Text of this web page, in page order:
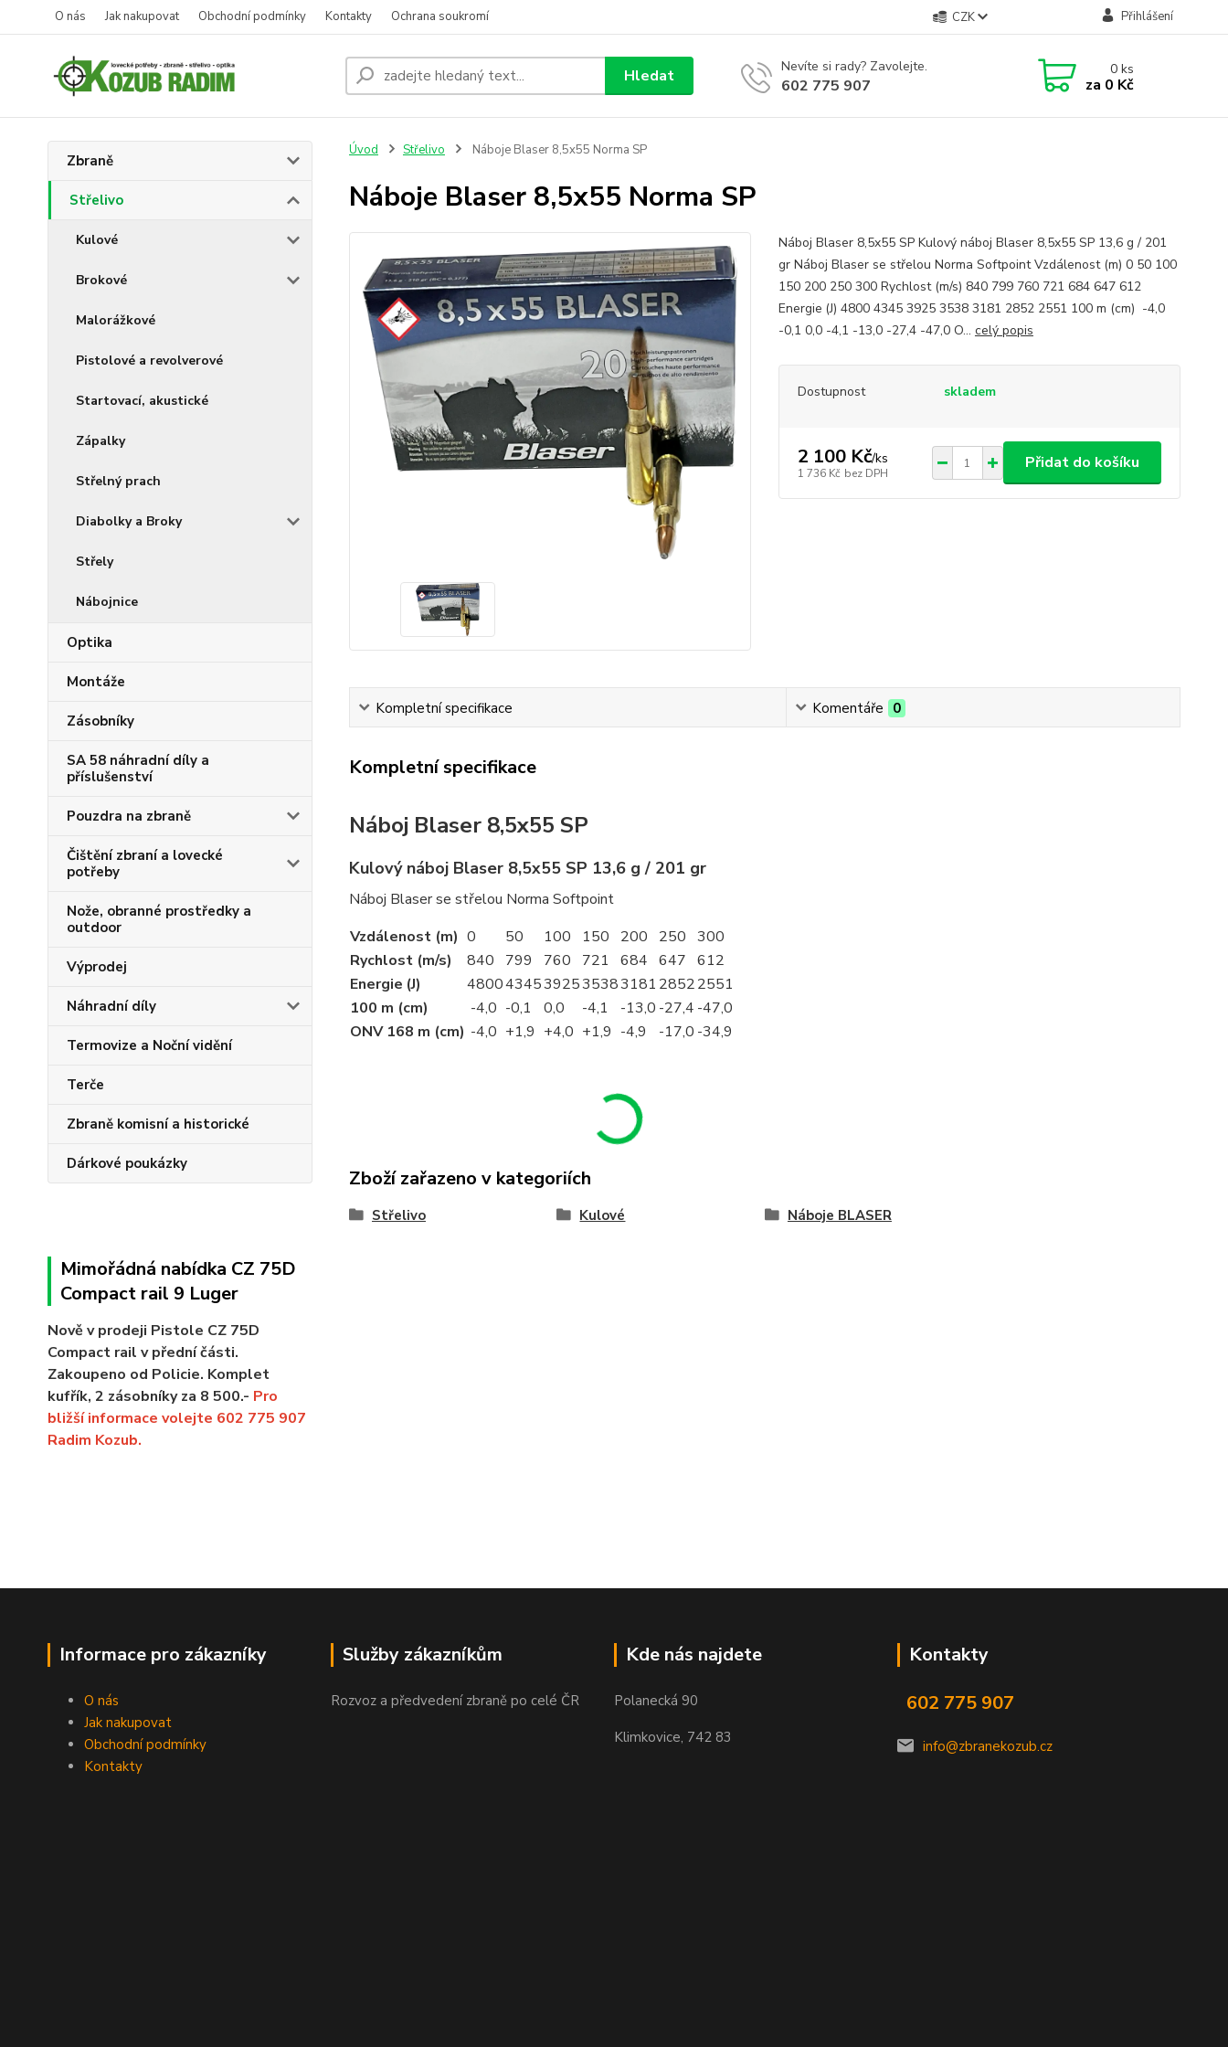
O nás Jak nakupovat Obchodní podmínky Kontakty Ochrana soukromí CZK Přihlášení
Hledat Nevíte si rady? Zavolejte.
602 775 907
0ks
za 0 Kč
Zbraně
Střelivo
Kulové
Brokové
Malorážkové
Pistolové a revolverové
Startovací, akustické
Zápalky
Střelný prach
Diabolky a Broky
Střely
Nábojnice
Optika
Montáže
Zásobníky
SA 58 náhradní díly a
příslušenství
Pouzdra na zbraně
Čištění zbraní a lovecké
potřeby
Nože, obranné prostředky a
outdoor
Výprodej
Náhradní díly
Termovize a Noční vidění
Terče
Zbraně komisní a historické
Dárkové poukázky
Mimořádná nabídka CZ 75D
Compact rail 9 Luger
Nově v prodeji Pistole CZ 75D
Compact rail v přední části.
Zakoupeno od Policie. Komplet
kufřík, 2 zásobníky za 8 500.- Pro
bližší informace volejte 602 775 907
Radim Kozub.
Úvod Střelivo Náboje Blaser 8,5x55 Norma SP
Náboje Blaser 8,5x55 Norma SP
Náboj Blaser 8,5x55 SP Kulový náboj Blaser 8,5x55 SP 13,6 g / 201
gr Náboj Blaser se střelou Norma Softpoint Vzdálenost (m) 0 50 100
150 200 250 300 Rychlost (m/s) 840 799 760 721 684 647 612
Energie (J) 4800 4345 3925 3538 3181 2852 2551 100 m (cm) -4,0
-0,1 0,0 -4,1 -13,0 -27,4 -47,0 O... celý popis
Dostupnost skladem
2 100 Kč/ks
1 736 Kč bez DPH
Přidat do košíku
Kompletní specifikace Komentáře 0
Kompletní specifikace
Náboj Blaser 8,5x55 SP
Kulový náboj Blaser 8,5x55 SP 13,6 g / 201 gr
Náboj Blaser se střelou Norma Softpoint
Vzdálenost (m) 0 50 100 150 200 250 300
Rychlost (m/s)
840 799 760 721 684 647 612
Energie (J)
48004345392535383181 28522551
100 m (cm)
-4,0 -0,1 0,0 -4,1 -13,0 -27,4 -47,0
ONV 168 m (cm) -4,0 +1,9 +4,0 +1,9 -4,9 -17,0 -34,9
Zboží zařazeno v kategoriích
Střelivo Kulové Náboje BLASER
Informace pro zákazníky
O nás
Jak nakupovat
Obchodní podmínky
Kontakty
Služby zákazníkům
Rozvoz a předvedení zbraně po celé ČR
Kde nás najdete
Polanecká 90
Klimkovice, 742 83
Kontakty
602 775 907
info@zbranekozub.cz